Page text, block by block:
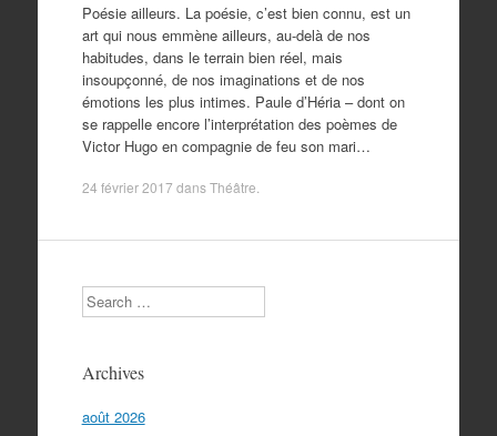
Poésie ailleurs. La poésie, c’est bien connu, est un
art qui nous emmène ailleurs, au-delà de nos
habitudes, dans le terrain bien réel, mais
insoupçonné, de nos imaginations et de nos
émotions les plus intimes. Paule d’Héria – dont on
se rappelle encore l’interprétation des poèmes de
Victor Hugo en compagnie de feu son mari…
24 février 2017 dansThéâtre
Search
Archives
août 2026